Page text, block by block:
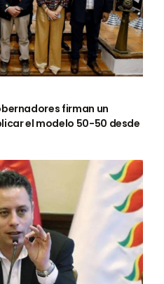
firman un
el modelo 50-50 desde